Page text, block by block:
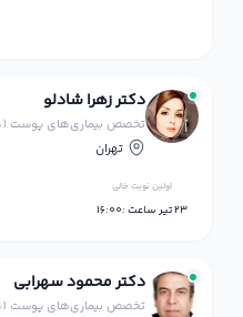
دکتر زهرا شادلو
تخصص بیماری‌های پوست
تهران
اولین نوبت خالی
23 تیر ساعت :16:00
دکتر محمود سهرابی
تخصص بیماری‌های پوست